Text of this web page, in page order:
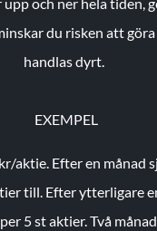
du risken att
handlas dyrt.
EXEMPEL
aktie. Efter en månad
till. Efter ytterligare
5 st aktier.Två